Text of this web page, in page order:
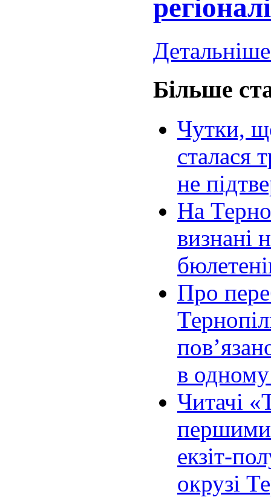
Більше
Чутки,
сталася
не
На
визнані
Про
в одному
Читачі
першими
екзіт-
окрузі